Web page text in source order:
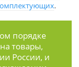
.
порядке
товары,
России, и